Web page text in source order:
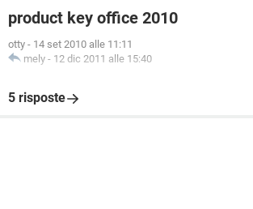
product key office 2010
otty - 14 set 2010 alle 11:11
mely - 12 dic 2011 alle 15:40
5 risposte